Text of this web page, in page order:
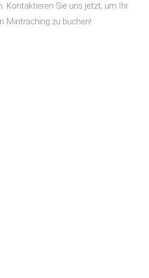
Kontaktieren Sie uns jetzt, um Ihr
Mintraching zu buchen!